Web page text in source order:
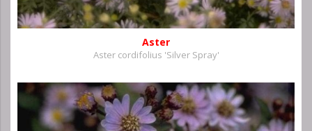
Aster
Aster cordifolius 'Silver Spray'